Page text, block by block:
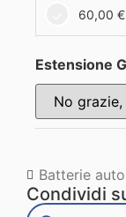
60,00 €
Estensione
Batterie auto
Condividi